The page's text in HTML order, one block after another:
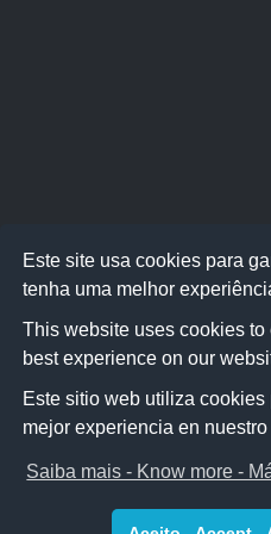
Este site usa cookies para
tenha uma melhor
This website uses cookies to
best experience on our
Este sitio web utiliza
mejor experiencia en
Saiba mais - Know more -